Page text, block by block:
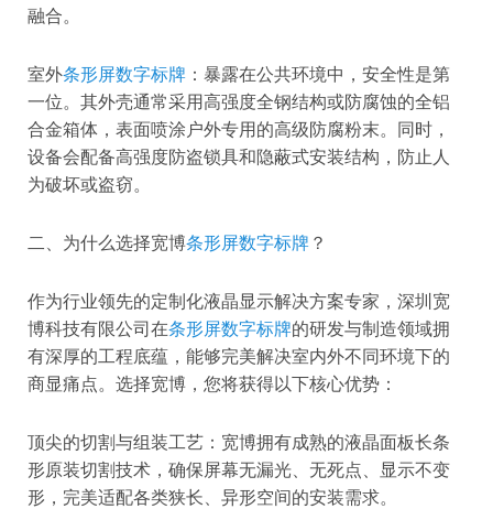
融合。
室外条形屏数字标牌 ：暴露在公共环境中，安全性是第
一位。其外壳通常采用高强度全钢结构或防腐蚀的全铝
合金箱体，表面喷涂户外专用的高级防腐粉末。同时，
设备会配备高强度防盗锁具和隐蔽式安装结构，防止人
为破坏或盗窃。
二、为什么选择宽博条形屏数字标牌 ？
作为行业领先的定制化液晶显示解决方案专家，深圳宽
博科技有限公司在条形屏数字标牌的研发与制造领域拥
有深厚的工程底蕴，能够完美解决室内外不同环境下的
商显痛点。选择宽博，您将获得以下核心优势：
顶尖的切割与组装工艺：宽博拥有成熟的液晶面板长条
形原装切割技术，确保屏幕无漏光、无死点、显示不变
形，完美适配各类狭长、异形空间的安装需求。